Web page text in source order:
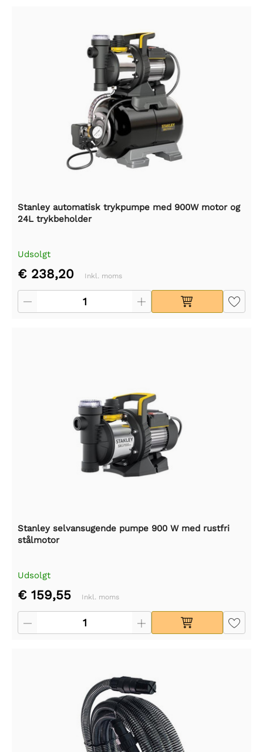
Stanley automatisk trykpumpe med 900W motor og
24L trykbeholder
Udsolgt
€ 238,20 Inkl. moms
Stanley selvansugende pumpe 900 W med rustfri
stålmotor
Udsolgt
€ 159,55 Inkl. moms